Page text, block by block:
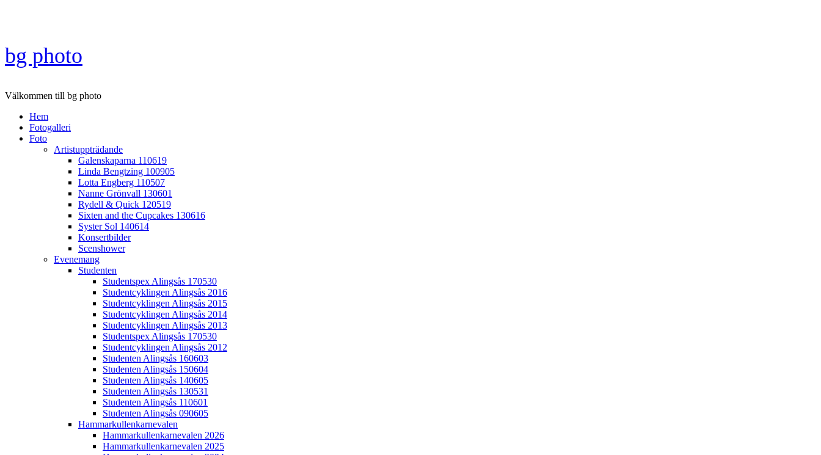
bg photo
Välkommen till bg photo
Hem
Fotogalleri
Foto
Artistuppträdande
Galenskaparna 110619
Linda Bengtzing 100905
Lotta Engberg 110507
Nanne Grönvall 130601
Rydell & Quick 120519
Sixten and the Cupcakes 130616
Syster Sol 140614
Konsertbilder
Scenshower
Evenemang
Studenten
Studentspex Alingsås 170530
Studentcyklingen Alingsås 2016
Studentcyklingen Alingsås 2015
Studentcyklingen Alingsås 2014
Studentcyklingen Alingsås 2013
Studentspex Alingsås 170530
Studentcyklingen Alingsås 2012
Studenten Alingsås 160603
Studenten Alingsås 150604
Studenten Alingsås 140605
Studenten Alingsås 130531
Studenten Alingsås 110601
Studenten Alingsås 090605
Hammarkullenkarnevalen
Hammarkullenkarnevalen 2026
Hammarkullenkarnevalen 2025